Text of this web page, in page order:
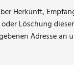
Herkunft,
Löschung
Adresse